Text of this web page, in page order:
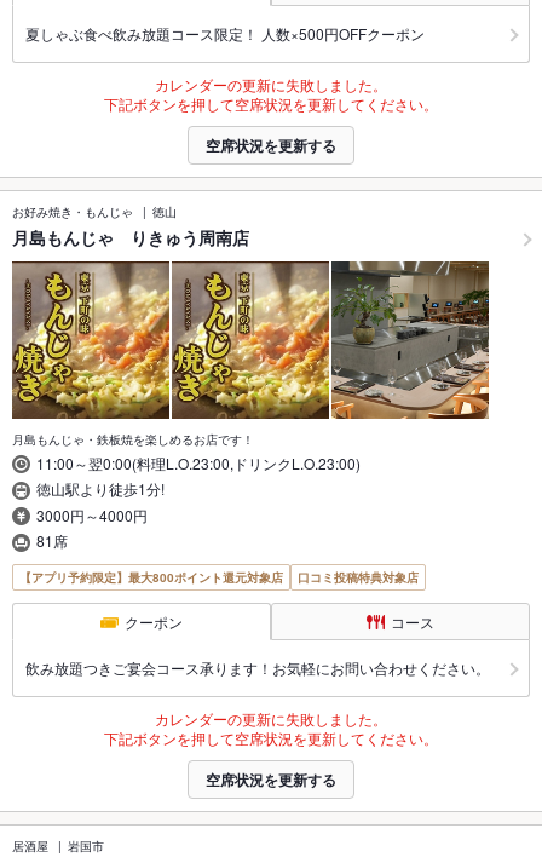
夏しゃぶ食べ飲み放題コース限定！ 人数×500円OFFクーポン
カレンダーの更新に失敗しました。
下記ボタンを押して空席状況を更新してください。
空席状況を更新する
お好み焼き・もんじゃ 徳山
月島もんじゃ りきゅう周南店
月島もんじゃ・鉄板焼を楽しめるお店です！
11:00～翌0:00(料理L.O.23:00,ドリンクL.O.23:00)
徳山駅より徒歩1分!
3000円～4000円
81席
【アプリ予約限定】最大800ポイント還元対象店 口コミ投稿特典対象店
クーポン コース
飲み放題つきご宴会コース承ります！お気軽にお問い合わせください。
カレンダーの更新に失敗しました。
下記ボタンを押して空席状況を更新してください。
空席状況を更新する
居酒屋 岩国市